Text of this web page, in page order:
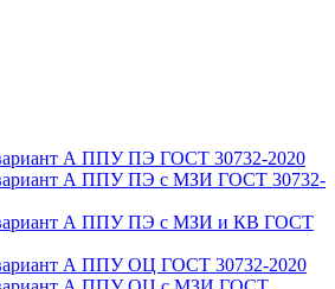
А ППУ ПЭ ГОСТ 30732-2020
А ППУ ПЭ с МЗИ ГОСТ 30732-
А ППУ ПЭ с МЗИ и КВ ГОСТ
А ППУ ОЦ ГОСТ 30732-2020